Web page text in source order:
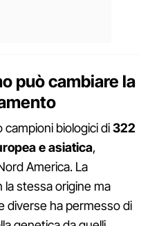
può cambiare la
campioni biologici di322
e asiatica,
America. La
stessa origine ma
diverse ha permesso di